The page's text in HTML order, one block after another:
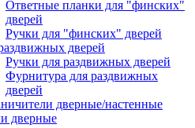
Ответные планки для "финских"
дверей
Ручки для "финских" дверей
дверей
Ручки для раздвижных дверей
Фурнитура для раздвижных
дверей
дверные/настенные
дверные